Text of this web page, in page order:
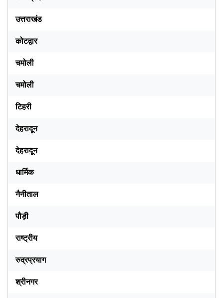
उत्तराखंड
कोटद्वार
चमोली
चमोली
टिहरी
देहरादून
देहरादून
धार्मिक
नैनीताल
पौड़ी
राष्ट्रीय
रुद्रप्रयाग
श्रीनगर